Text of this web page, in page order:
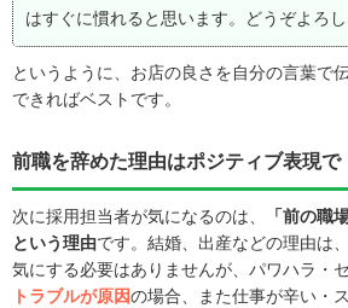
はすぐに慣れると思います。どうぞよろし
というように、お店の良さを自分の言葉で
できればベストです。
前職を辞めた理由はポジティブ表現で
次に採用担当者が気になるのは、
「前の職
という理由です。結婚、出産などの理由は
気にする必要はありませんが、パワハラ・
トラブルが原因の場合、また仕事が辛い・